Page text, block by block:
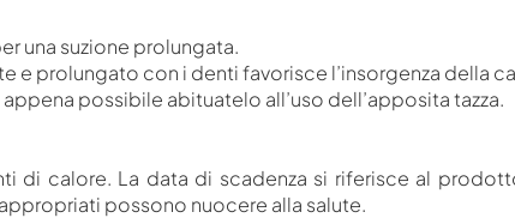
una suzione prolungata.
prolungato con i denti favorisce l’insorgenza della
possibile abituatelo all’uso dell’apposita tazza.
di calore. La data di scadenza si riferisce al
possono nuocere alla salute.